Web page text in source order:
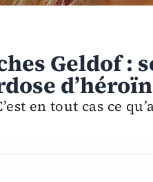
Geldof :
en tout cas ce